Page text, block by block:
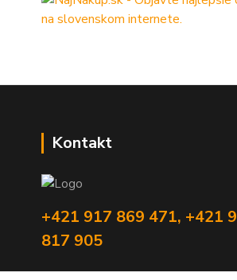
Kontakt
+421 917 869 471, +421
817 905